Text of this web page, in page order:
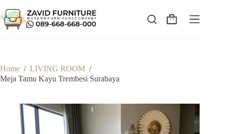
to
content
Shopping
Home / LIVING ROOM /
Meja Tamu Kayu Trembesi Surabaya